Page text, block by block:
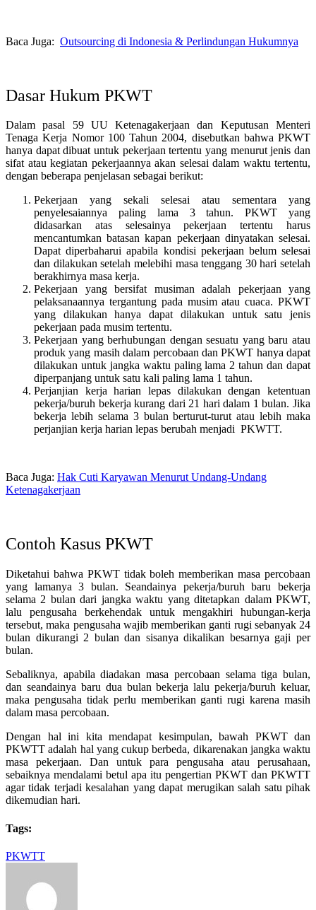
Baca Juga: Outsourcing di Indonesia & Perlindungan Hukumnya
Dasar Hukum PKWT
Dalam pasal 59 UU Ketenagakerjaan dan Keputusan Menteri
Tenaga Kerja Nomor 100 Tahun 2004, disebutkan bahwa PKWT
hanya dapat dibuat untuk pekerjaan tertentu yang menurut jenis dan
sifat atau kegiatan pekerjaannya akan selesai dalam waktu tertentu,
dengan beberapa penjelasan sebagai berikut:
Pekerjaan yang sekali selesai atau sementara yang
penyelesaiannya paling lama 3 tahun. PKWT yang
didasarkan atas selesainya pekerjaan tertentu harus
mencantumkan batasan kapan pekerjaan dinyatakan selesai.
Dapat diperbaharui apabila kondisi pekerjaan belum selesai
dan dilakukan setelah melebihi masa tenggang 30 hari setelah
berakhirnya masa kerja.
Pekerjaan yang bersifat musiman adalah pekerjaan yang
pelaksanaannya tergantung pada musim atau cuaca. PKWT
yang dilakukan hanya dapat dilakukan untuk satu jenis
pekerjaan pada musim tertentu.
Pekerjaan yang berhubungan dengan sesuatu yang baru atau
produk yang masih dalam percobaan dan PKWT hanya dapat
dilakukan untuk jangka waktu paling lama 2 tahun dan dapat
diperpanjang untuk satu kali paling lama 1 tahun.
Perjanjian kerja harian lepas dilakukan dengan ketentuan
pekerja/buruh bekerja kurang dari 21 hari dalam 1 bulan. Jika
bekerja lebih selama 3 bulan berturut-turut atau lebih maka
perjanjian kerja harian lepas berubah menjadi PKWTT.
Baca Juga: Hak Cuti Karyawan Menurut Undang-Undang
Ketenagakerjaan
Contoh Kasus PKWT
Diketahui bahwa PKWT tidak boleh memberikan masa percobaan
yang lamanya 3 bulan. Seandainya pekerja/buruh baru bekerja
selama 2 bulan dari jangka waktu yang ditetapkan dalam PKWT,
lalu pengusaha berkehendak untuk mengakhiri hubungan-kerja
tersebut, maka pengusaha wajib memberikan ganti rugi sebanyak 24
bulan dikurangi 2 bulan dan sisanya dikalikan besarnya gaji per
bulan.
Sebaliknya, apabila diadakan masa percobaan selama tiga bulan,
dan seandainya baru dua bulan bekerja lalu pekerja/buruh keluar,
maka pengusaha tidak perlu memberikan ganti rugi karena masih
dalam masa percobaan.
Dengan hal ini kita mendapat kesimpulan, bawah PKWT dan
PKWTT adalah hal yang cukup berbeda, dikarenakan jangka waktu
masa pekerjaan. Dan untuk para pengusaha atau perusahaan,
sebaiknya mendalami betul apa itu pengertian PKWT dan PKWTT
agar tidak terjadi kesalahan yang dapat merugikan salah satu pihak
dikemudian hari.
Tags:
PKWTT